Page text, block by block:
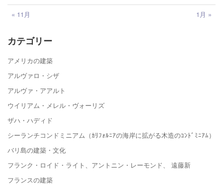
« 11月 1月 »
カテゴリー
アメリカの建築
アルヴァロ・シザ
アルヴァ・アアルト
ウイリアム・メレル・ヴォーリズ
ザハ・ハディド
シーランチコンドミニアム（ｶﾘﾌｫﾙﾆｱの海岸に拡がる木造のｺﾝﾄﾞﾐﾆｱﾑ）
バリ島の建築・文化
フランク・ロイド・ライト、アントニン・レーモンド、 遠藤新
フランスの建築